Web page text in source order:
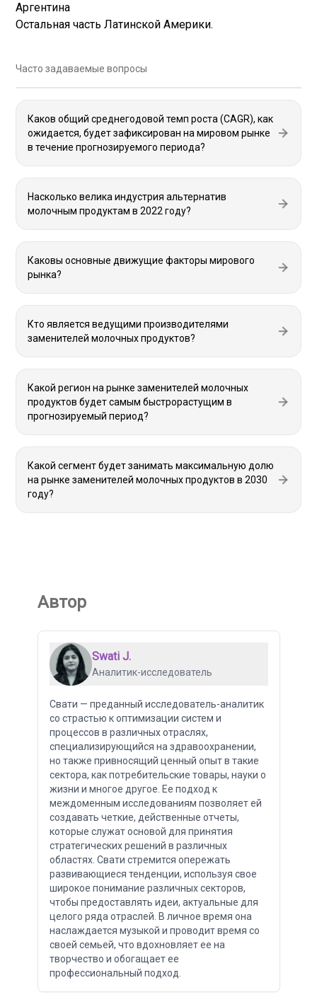
Аргентина
Остальная часть Латинской Америки.
Часто задаваемые вопросы
Каков общий среднегодовой темп роста (CAGR), как
ожидается, будет зафиксирован на мировом рынке
в течение прогнозируемого периода?
Насколько велика индустрия альтернатив
молочным продуктам в 2022 году?
Каковы основные движущие факторы мирового
рынка?
Кто является ведущими производителями
заменителей молочных продуктов?
Какой регион на рынке заменителей молочных
продуктов будет самым быстрорастущим в
прогнозируемый период?
Какой сегмент будет занимать максимальную долю
на рынке заменителей молочных продуктов в 2030
году?
Автор
Swati J.
Аналитик-исследователь
Свати — преданный исследователь-аналитик
со страстью к оптимизации систем и
процессов в различных отраслях,
специализирующийся на здравоохранении,
но также привносящий ценный опыт в такие
сектора, как потребительские товары, науки о
жизни и многое другое. Ее подход к
междоменным исследованиям позволяет ей
создавать четкие, действенные отчеты,
которые служат основой для принятия
стратегических решений в различных
областях. Свати стремится опережать
развивающиеся тенденции, используя свое
широкое понимание различных секторов,
чтобы предоставлять идеи, актуальные для
целого ряда отраслей. В личное время она
наслаждается музыкой и проводит время со
своей семьей, что вдохновляет ее на
творчество и обогащает ее
профессиональный подход.